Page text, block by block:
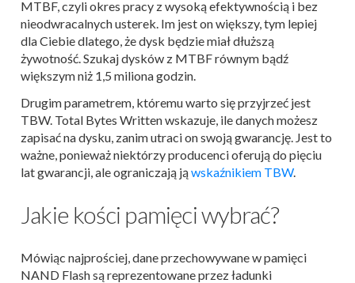
MTBF, czyli okres pracy z wysoką efektywnością i bez
nieodwracalnych usterek. Im jest on większy, tym lepiej
dla Ciebie dlatego, że dysk będzie miał dłuższą
żywotność. Szukaj dysków z MTBF równym bądź
większym niż 1,5 miliona godzin.
Drugim parametrem, któremu warto się przyjrzeć jest
TBW. Total Bytes Written wskazuje, ile danych możesz
zapisać na dysku, zanim utraci on swoją gwarancję. Jest to
ważne, ponieważ niektórzy producenci oferują do pięciu
lat gwarancji, ale ograniczają jąwskaźnikiem TBW.
Jakie kości pamięci wybrać?
Mówiąc najprościej, dane przechowywane w pamięci
NAND Flash są reprezentowane przez ładunki